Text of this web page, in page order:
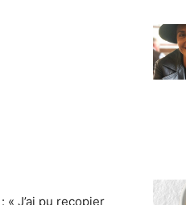
« J’ai pu recopier